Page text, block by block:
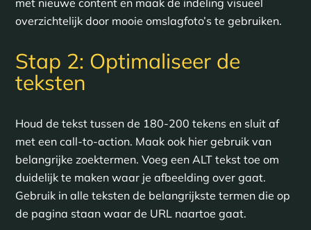
met nieuwe content en maak de indeling visueel
overzichtelijk door mooie omslagfoto’s te gebruiken.
Stap 2: Optimaliseer de
teksten
Houd de tekst tussen de 180-200 tekens en sluit af
met een call-to-action. Maak ook hier gebruik van
belangrijke zoektermen. Voeg een ALT tekst toe om
duidelijk te maken waar je afbeelding over gaat.
Gebruik in alle teksten de belangrijkste termen die op
de pagina staan waar de URL naartoe gaat.